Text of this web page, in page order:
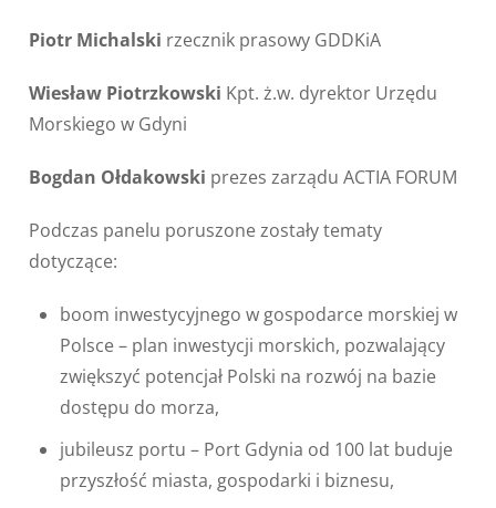
Piotr Michalski rzecznik prasowy GDDKiA
Wiesław Piotrzkowski Kpt. ż.w. dyrektor Urzędu
Morskiego w Gdyni
Bogdan Ołdakowski prezes zarządu ACTIA FORUM
Podczas panelu poruszone zostały tematy
dotyczące:
boom inwestycyjnego w gospodarce morskiej w
Polsce – plan inwestycji morskich, pozwalający
zwiększyć potencjał Polski na rozwój na bazie
dostępu do morza,
jubileusz portu – Port Gdynia od 100 lat buduje
przyszłość miasta, gospodarki i biznesu,